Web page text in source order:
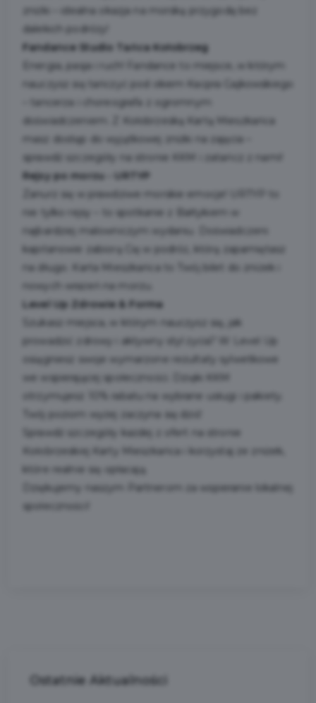
Fandance Studio Tańca Kołobrzeg
masz dostęp do wyjątkowej zniżki na zajęcia –
sprawdź szczegóły na stronie KKM i zatańcz z nami!
Rejsy po morzu - URTYP
nie tylko rejsy – to spotkanie z Bałtykiem w
najbardziej malowniczym wydaniu. Doświadczeni
kapitanowie zabiorą Cię w podróż, którą zapamiętasz
Level Up Zdrowie & Forma
Szukasz miejsca, w którym nauczysz się, jak
prowadzić zdrowy i aktywny styl życia? W Level Up
osiągniesz swoje wymarzone rezultaty sylwetkowe
we wspierającej społeczności. Dzięki KKM
otrzymujesz 10% rabatu na wybrane usługi i pakiety.
Kołobrzeskiej Karty Mieszkańca i korzystaj ze zniżek,
które realnie się opłacają.
społeczności!
Ostatnie Aktualności